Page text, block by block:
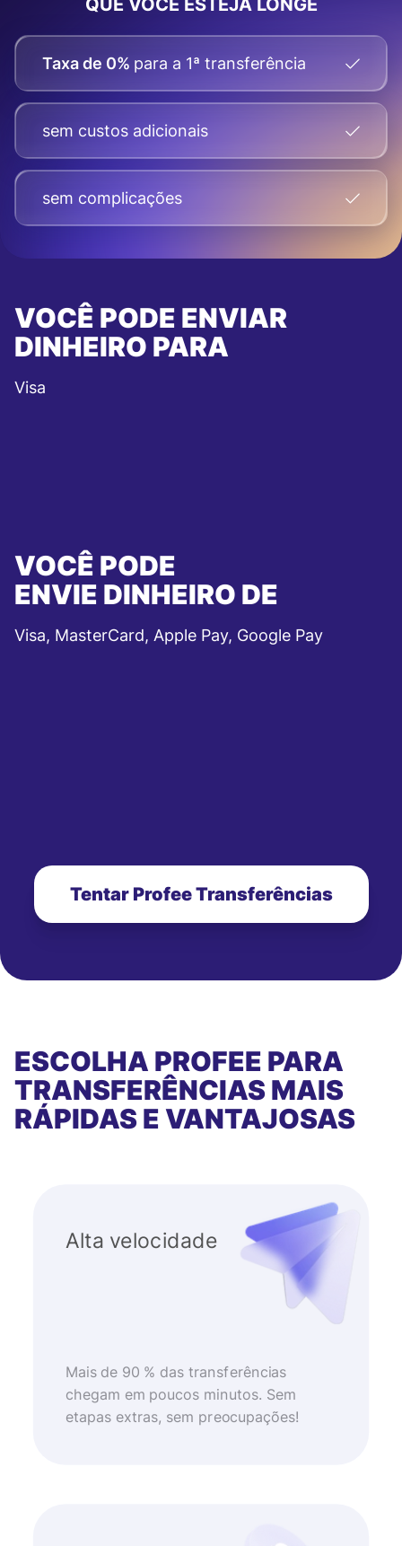
QUE VOCÊ ESTEJA LONGE
Taxa de 0% para a 1ª transferência
sem custos adicionais
sem complicações
VOCÊ PODE ENVIAR
DINHEIRO PARA
Visa
VOCÊ PODE
ENVIE DINHEIRO DE
Visa, MasterCard, Apple Pay, Google Pay
Tentar Profee Transferências
ESCOLHA PROFEE PARA
TRANSFERÊNCIAS MAIS
RÁPIDAS E VANTAJOSAS
Alta velocidade
Mais de 90 % das transferências
chegam em poucos minutos. Sem
etapas extras, sem preocupações!